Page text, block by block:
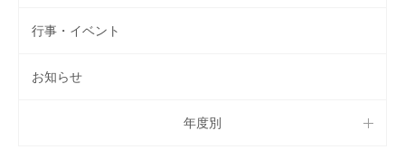
行事・イベント
お知らせ
年度別